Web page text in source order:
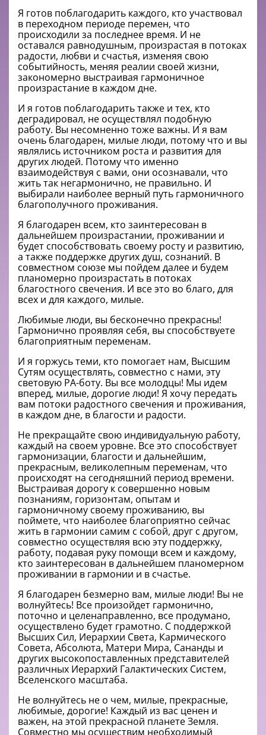
Я готов поблагодарить каждого, кто участвовал
в переходном периоде перемен, что
происходили за последнее время. И не
оставался равнодушным, произрастая в потоках
радости, любви и счастья, изменяя свою
событийность, меняя реалии своей жизни,
закономерно выстраивая гармоничное
произрастание в каждом дне.
И я готов поблагодарить также и тех, кто
деградировал, не осуществлял подобную
работу. Вы несомненно тоже важны. И я вам
очень благодарен, милые люди, потому что и вы
являлись источником роста и развития для
других людей. Потому что именно
взаимодействуя с вами, они осознавали, что
жить так негармонично, не правильно. И
выбирали наиболее верный путь гармоничного
благополучного проживания.
Я благодарен всем, кто заинтересован в
дальнейшем произрастании, проживании и
будет способствовать своему росту и развитию,
а также поддержке других душ, сознаний. В
совместном союзе мы пойдем далее и будем
планомерно произрастать в потоках
благостного свечения. И все это во благо, для
всех и для каждого, милые.
Любимые люди, вы бесконечно прекрасны!
Гармонично проявляя себя, вы способствуете
благоприятным переменам.
И я горжусь теми, кто помогает нам, Высшим
Сутям осуществлять, совместно с нами, эту
световую РА-боту. Вы все молодцы! Мы идем
вперед, милые, дорогие люди! Я хочу передать
вам потоки радостного свечения и проживания,
в каждом дне, в благости и радости.
Не прекращайте свою индивидуальную работу,
каждый на своем уровне. Все это способствует
гармонизации, благости и дальнейшим,
прекрасным, великолепным переменам, что
происходят на сегодняшний период времени.
Выстраивая дорогу к совершенно новым
познаниям, горизонтам, опытам и
гармоничному своему проживанию, вы
поймете, что наиболее благоприятно сейчас
жить в гармонии самим с собой, друг с другом,
совместно осуществляя всю эту поддержку,
работу, подавая руку помощи всем и каждому,
кто заинтересован в дальнейшем планомерном
проживании в гармонии и в счастье.
Я благодарен безмерно вам, милые люди! Вы не
волнуйтесь! Все произойдет гармонично,
поточно и целенаправленно, все продумано,
осуществлено будет грамотно. С поддержкой
Высших Сил, Иерархии Света, Кармического
Совета, Абсолюта, Матери Мира, Сананды и
других высокопоставленных представителей
различных Иерархий Галактических Систем,
Вселенского масштаба.
Не волнуйтесь не о чем, милые, прекрасные,
любимые, дорогие! Каждый из вас ценен и
важен, на этой прекрасной планете Земля.
Совместно мы осуществим необходимый